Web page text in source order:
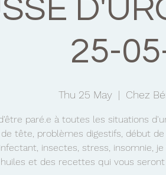
25-
Thu 25 May
  |
Chez
paré.e à toutes les situations
de tête, problèmes digestifs, début
insectes, stress, insomnie,
huiles et des recettes qui vous